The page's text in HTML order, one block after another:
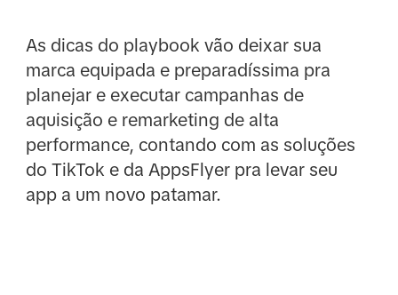
As dicas do playbook vão deixar sua
marca equipada e preparadíssima pra
planejar e executar campanhas de
aquisição e remarketing de alta
performance, contando com as soluções
do TikTok e da AppsFlyer pra levar seu
app a um novo patamar.